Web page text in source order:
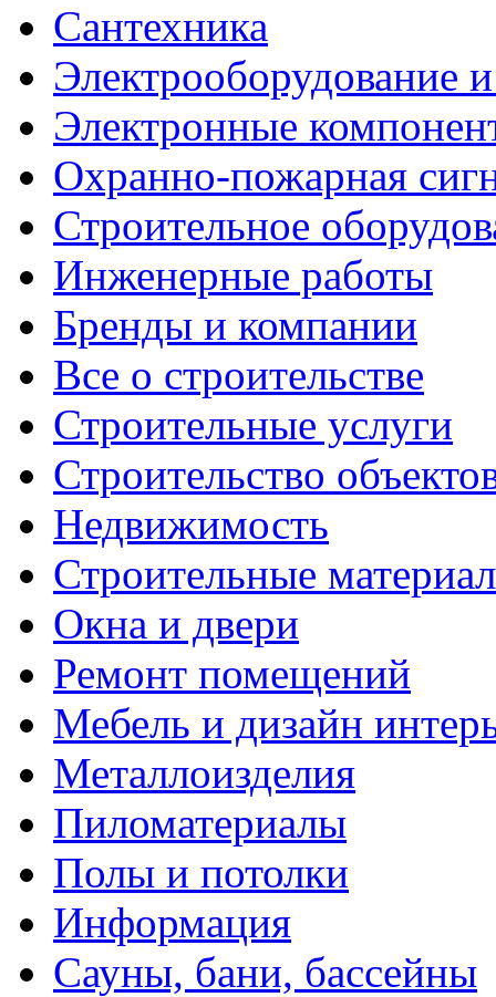
Сантехника
Электрооборудование
Электронные
Охранно-пожарная
Строительное
Инженерные работы
Бренды и компании
Все о строительстве
Строительные услуги
Строительство
Недвижимость
Строительные
Окна и двери
Ремонт помещений
Мебель и дизайн
Металлоизделия
Пиломатериалы
Полы и потолки
Информация
Сауны, бани, бассейны